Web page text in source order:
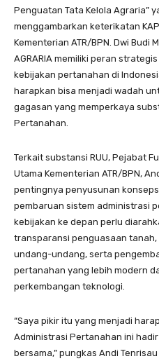
Penguatan Tata Kelola Agraria”
menggambarkan keterikatan
Kementerian ATR/BPN. Dwi Budi
AGRARIA memiliki peran
kebijakan pertanahan di
harapkan bisa menjadi wadah
gagasan yang memperkaya
Pertanahan.
Terkait substansi RUU, Pejabat
Utama Kementerian ATR/BPN,
pentingnya penyusunan
pembaruan sistem administrasi
kebijakan ke depan perlu
transparansi penguasaan
undang-undang, serta
pertanahan yang lebih modern
perkembangan teknologi.
“Saya pikir itu yang menjadi
Administrasi Pertanahan ini
bersama,” pungkas Andi